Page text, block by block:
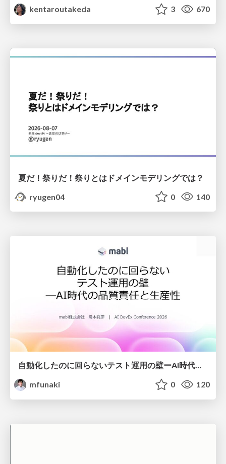
kentaroutakeda
3 670
夏だ！祭りだ！祭りとはドメインモデリングでは？
ryugen04
0 140
自動化したのに回らないテスト運用の壁ーAI時代の品質責任と生産性
mfunaki
0 120